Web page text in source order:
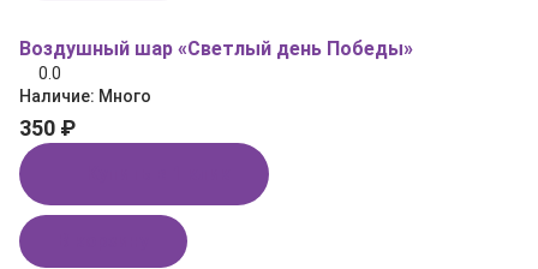
Воздушный шар «Светлый день Победы»
0.0
Наличие: Много
350 ₽